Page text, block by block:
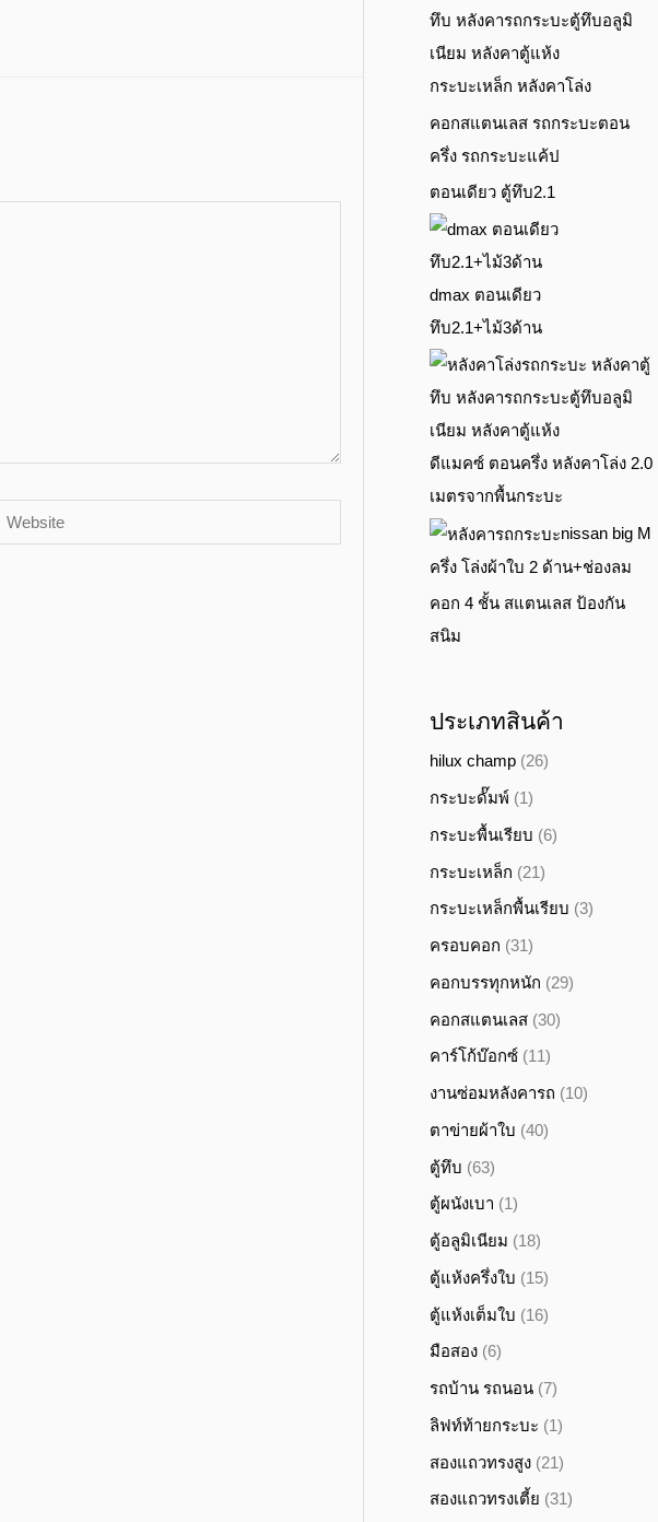
Website
กระบะเหล็ก หลังคาโล่ง
คอกสแตนเลส รถกระบะตอน
ครึ่ง รถกระบะแค้ป
ตอนเดียว ตู้ทึบ2.1
dmax ตอนเดียว
ทึบ2.1+ไม้3ด้าน
ดีแมคซ์ ตอนครึ่ง หลังคาโล่ง 2.0
เมตรจากพื้นกระบะ
nissan big M
ครึ่ง โล่งผ้าใบ 2 ด้าน+ช่องลม
คอก 4 ชั้น สแตนเลส ป้องกัน
สนิม
ประเภทสินค้า
hilux champ (26)
กระบะดั๊มพ์ (1)
กระบะพื้นเรียบ (6)
กระบะเหล็ก (21)
กระบะเหล็กพื้นเรียบ (3)
ครอบคอก (31)
คอกบรรทุกหนัก (29)
คอกสแตนเลส (30)
คาร์โก้บ๊อกซ์ (11)
งานซ่อมหลังคารถ (10)
ตาข่ายผ้าใบ (40)
ตู้ทึบ (63)
ตู้ผนังเบา (1)
ตู้อลูมิเนียม (18)
ตู้แห้งครึ่งใบ (15)
ตู้แห้งเต็มใบ (16)
มือสอง (6)
รถบ้าน รถนอน (7)
ลิฟท์ท้ายกระบะ (1)
สองแถวทรงสูง (21)
สองแถวทรงเตี้ย (31)